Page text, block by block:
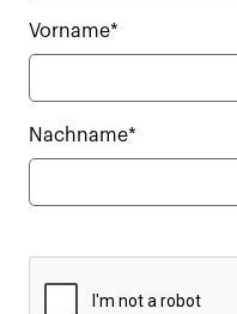
Vorname*
Nachname*